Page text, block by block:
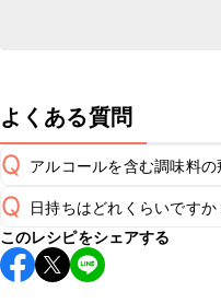
よくある質問
Q アルコールを含む調味料
A
非加熱のレシピの場合にア
使用すると、仕上がりにア
あらかじめ煮切りを行いア
めいたします。煮切りの方
Q 日持ちはどれくらいですか
保存期間は冷蔵で当日中が
し上がりください。
このレシピをシェアする